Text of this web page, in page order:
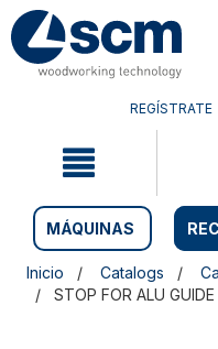
Saltar
contenido
Saltar
menú
REGÍSTRATE
MÁQUINAS
Inicio Catalogs
STOP FOR ALU GUIDE